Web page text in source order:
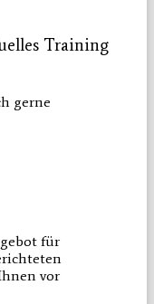
Training
gerne
für
vor